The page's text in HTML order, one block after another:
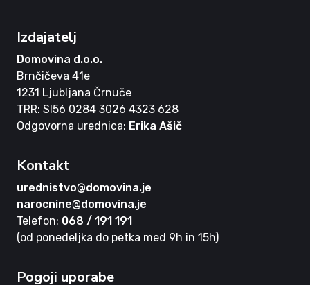
Izdajatelj
Domovina d.o.o.
Brnčičeva 41e
1231 Ljubljana Črnuče
TRR: SI56 0284 3026 4323 628
Odgovorna urednica: Erika Ašič
Kontakt
urednistvo@domovina.je
narocnine@domovina.je
Telefon: 068 / 191 191
(od ponedeljka do petka med 9h in 15h)
Pogoji uporabe